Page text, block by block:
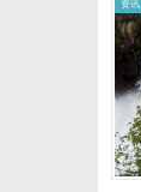
资讯